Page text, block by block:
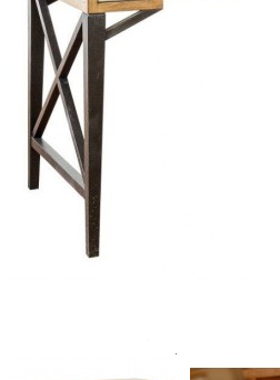
Гостиные
Столы
Стулья
Витрины и буфеты
Прилавки
Комоды и тумбы
Мебель для TV, CD, DVD